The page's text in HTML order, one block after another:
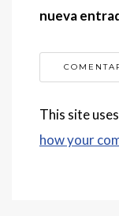
nueva
This site
how your